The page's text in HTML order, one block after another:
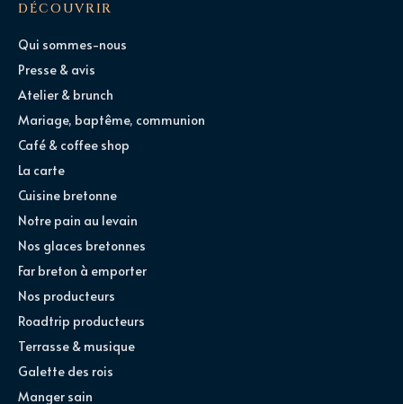
DÉCOUVRIR
Qui sommes-nous
Presse & avis
Atelier & brunch
Mariage, baptême, communion
Café & coffee shop
La carte
Cuisine bretonne
Notre pain au levain
Nos glaces bretonnes
Far breton à emporter
Nos producteurs
Roadtrip producteurs
Terrasse & musique
Galette des rois
Manger sain